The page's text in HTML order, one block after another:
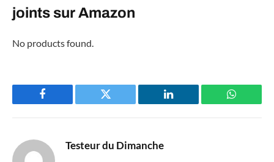
joints sur Amazon
No products found.
Facebook Twitter LinkedIn
Testeur du Dimanche